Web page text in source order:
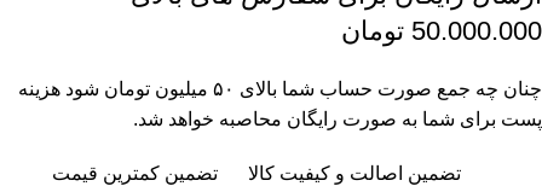
50.000.000 تومان
چنان چه جمع صورت حساب شما بالای ۵۰ میلیون تومان شود هزینه
پست برای شما به صورت رایگان محاصبه خواهد شد.
تضمین اصالت و کیفیت کالا
تضمین کمترین قیمت